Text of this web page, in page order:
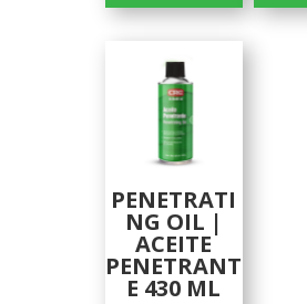
PENETRATI
NG OIL |
ACEITE
PENETRANT
E 430 ML